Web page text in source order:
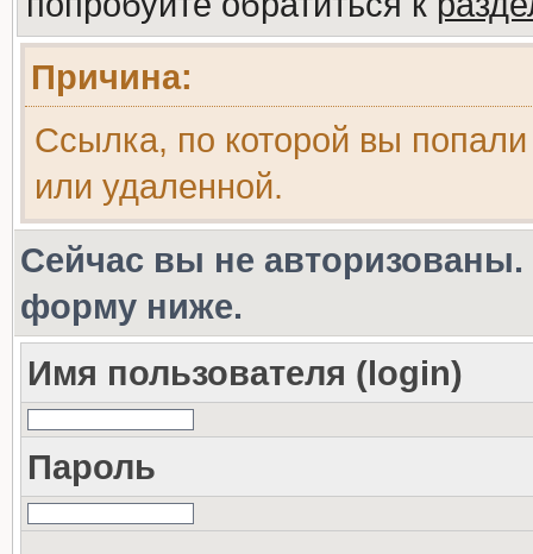
Причина:
Ссылка, по которой вы
или удаленной.
Сейчас вы не авторизованы.
форму ниже.
Имя пользователя (login)
Пароль